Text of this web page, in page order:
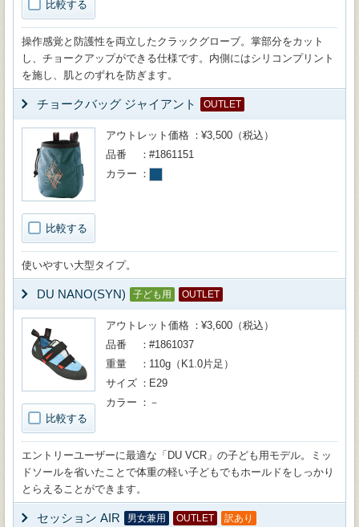
比較する
操作感覚と防護性を両立したクラックグローブ。掌部分をカット
し、チョークアップができる仕様です。内側にはシリコンプリント
を施し、肌とのずれを防ぎます。
チョークバッグ ジャイアント OUTLET
比較する
アウトレット価格
¥3,500（税込）
品番
#1861151
カラー
使いやすい大型タイプ。
DU NANO(SYN) 子ども用 OUTLET
比較する
アウトレット価格
¥3,600（税込）
品番
#1861037
重量
110g（K1.0片足）
サイズ
E29
カラー
－
エントリーユーザーに最適な「DU VCR」の子ども用モデル。ミッ
ドソールを省いたことで体重の軽い子どもでもホールドをしっかり
とらえることができます。
セッション AIR 男女兼用 OUTLET 訳あり